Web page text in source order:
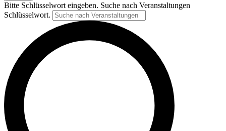
Bitte Schlüsselwort eingeben. Suche nach Veranstaltungen
Schlüsselwort.